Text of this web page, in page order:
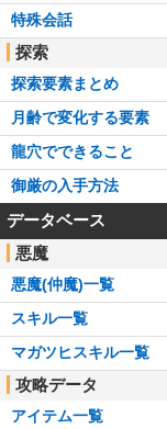
特殊会話
探索
探索要素まとめ
月齢で変化する要素
龍穴でできること
御厳の入手方法
データベース
悪魔
悪魔(仲魔)一覧
スキル一覧
マガツヒスキル一覧
攻略データ
アイテム一覧